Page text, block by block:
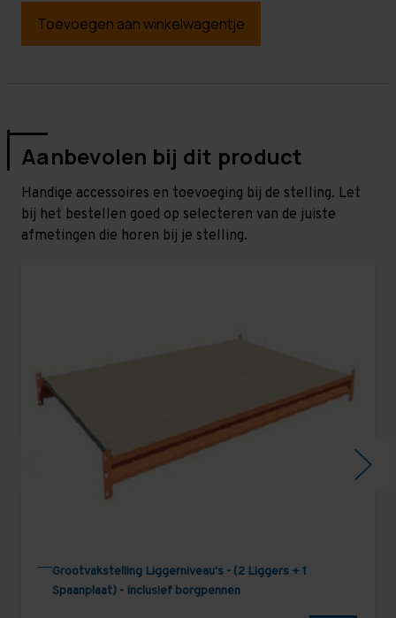
Toevoegen aan winkelwagentje
Aanbevolen bij dit product
Handige accessoires en toevoeging bij de stelling. Let
bij het bestellen goed op selecteren van de juiste
afmetingen die horen bij je stelling.
Grootvakstelling Liggerniveau's - (2 Liggers + 1
Spaanplaat) - Inclusief borgpennen